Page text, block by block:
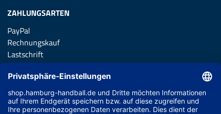
ZAHLUNGSARTEN
PayPal
Rechnungskauf
Lastschrift
Kreditkarte
Apple Pay
Vorkasse
ABONNIERE JETZT DEN KOSTENLOSEN HSVH FANSHOP